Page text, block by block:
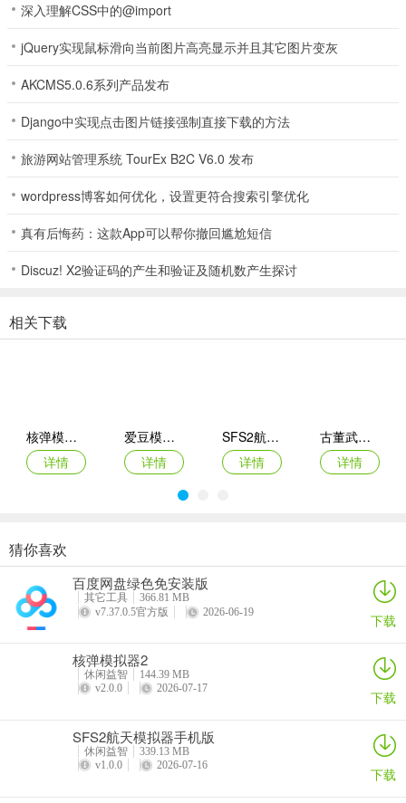
压力焦虑。
4、无体力和在线时长限制，种植养殖等操作可离线，碎片化时间随心
证田园成长。
田园休闲时光2026官方最新版本使用说明
1. 开垦土地，选择作物播种，按时浇水，成熟后收获出售换资金，开
2. 建设牧场饲养家禽，建造加工设施等深加工原材料，提升产品价
值，拓展产业链。
4. 作物残渣喂家禽，家禽粪便回田作肥料，形成绿色生态循环，增加
经营策略性。
5. 无体力限制，无强制在线时长要求，核心操作可离线，利用碎片化
田园休闲时光赚钱游戏能赚多少钱
田园休闲时光这款赚钱游戏能赚多少，因人而异哦。它是个超棒的乡
作物、养家禽，还能完成订单任务积累资源得奖励。游戏有绿色生态
循环，作物残渣喂家禽，粪便当肥料，自给自足。美术风格清新治
愈，音效舒缓，能帮你缓解压力。而且没有体力限制，离线也能玩，
物、建筑和功能。玩家间还能互动，分享收获、交换资源。从荒地到
繁荣农场，看着自己的田园一步步成长，成就感满满。在这里，既能
深入理解CSS中的@import
jQuery实现鼠标滑向当前图片高亮显示并且其它图片变灰
AKCMS5.0.6系列产品发布
Django中实现点击图片链接强制直接下载的方法
旅游网站管理系统 TourEx B2C V6.0 发布
wordpress博客如何优化，设置更符合搜索引擎优化
真有后悔药：这款App可以帮你撤回尴尬短信
Discuz! X2验证码的产生和验证及随机数产生探讨
相关下载
核弹模拟器2
详情
爱豆模拟器最新版
详情
SFS2航天模拟器手机版
详情
古董武器模拟器
详情
商店模拟器：超市Switch移植2026最新版本
详情
悠闲铁匠铺2026官方最新版本
详情
猫咪疗愈所
寒窗志
猜你喜欢
百度网盘绿色免安装版
其它工具
366.81 MB
v7.37.0.5官方版
2026-06-19 下载
核弹模拟器2
休闲益智
144.39 MB
v2.0.0
2026-07-17 下载
SFS2航天模拟器手机版
休闲益智
339.13 MB
v1.0.0
2026-07-16 下载